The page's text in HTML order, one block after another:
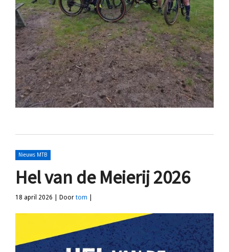
Nieuws MTB
Hel van de Meierij 2026
18 april 2026 | Door tom